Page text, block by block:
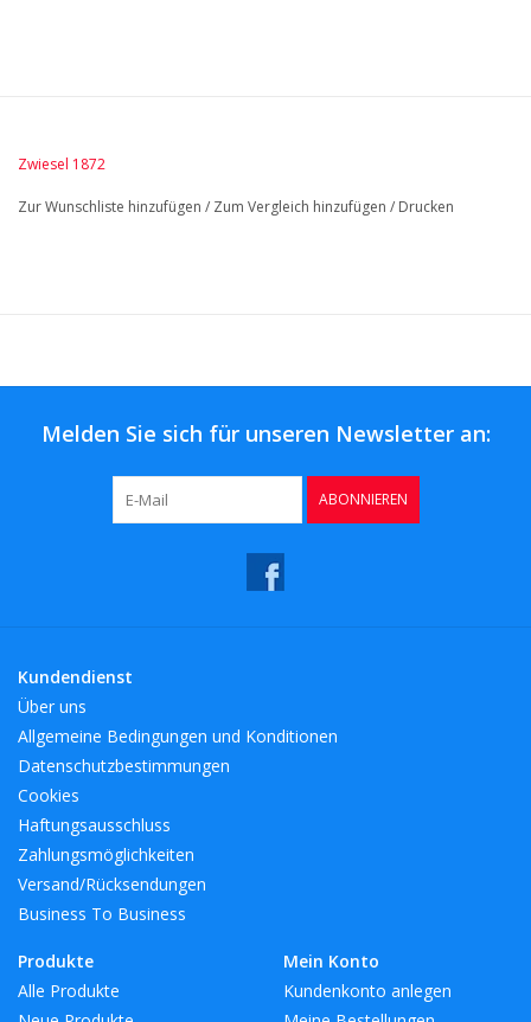
Net als een roos, zijn deze glazen geschikt voor vele
Zwiesel 1872
Zur Wunschliste hinzufügen / Zum Vergleich hinzufügen / Drucken
Melden Sie sich für unseren Newsletter an:
ABONNIEREN
Kundendienst
Über uns
Allgemeine Bedingungen und Konditionen
Datenschutzbestimmungen
Cookies
Haftungsausschluss
Zahlungsmöglichkeiten
Versand/Rücksendungen
Business To Business
Produkte
Alle Produkte
Mein Konto
Kundenkonto anlegen